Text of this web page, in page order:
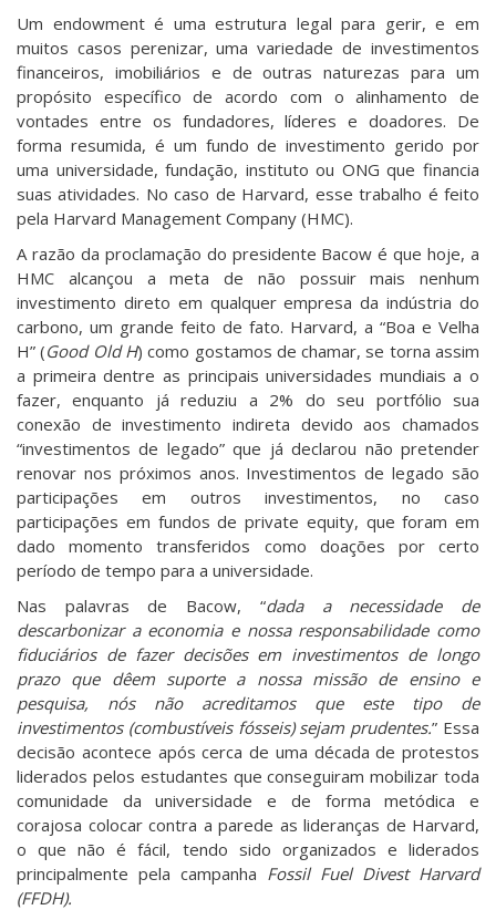
Um endowment é uma estrutura legal para gerir, e em
muitos casos perenizar, uma variedade de investimentos
financeiros, imobiliários e de outras naturezas para um
propósito específico de acordo com o alinhamento de
vontades entre os fundadores, líderes e doadores. De
forma resumida, é um fundo de investimento gerido por
uma universidade, fundação, instituto ou ONG que financia
suas atividades. No caso de Harvard, esse trabalho é feito
pela Harvard Management Company (HMC).
A razão da proclamação do presidente Bacow é que hoje, a
HMC alcançou a meta de não possuir mais nenhum
investimento direto em qualquer empresa da indústria do
carbono, um grande feito de fato. Harvard, a “Boa e Velha
H” (Good Old H) como gostamos de chamar, se torna assim
a primeira dentre as principais universidades mundiais a o
fazer, enquanto já reduziu a 2% do seu portfólio sua
conexão de investimento indireta devido aos chamados
“investimentos de legado” que já declarou não pretender
renovar nos próximos anos. Investimentos de legado são
participações em outros investimentos, no caso
participações em fundos de private equity, que foram em
dado momento transferidos como doações por certo
período de tempo para a universidade.
Nas palavras de Bacow, “dada a necessidade de
descarbonizar a economia e nossa responsabilidade como
fiduciários de fazer decisões em investimentos de longo
prazo que dêem suporte a nossa missão de ensino e
pesquisa, nós não acreditamos que este tipo de
investimentos (combustíveis fósseis) sejam prudentes.” Essa
decisão acontece após cerca de uma década de protestos
liderados pelos estudantes que conseguiram mobilizar toda
comunidade da universidade e de forma metódica e
corajosa colocar contra a parede as lideranças de Harvard,
o que não é fácil, tendo sido organizados e liderados
principalmente pela campanha Fossil Fuel Divest Harvard
(FFDH).